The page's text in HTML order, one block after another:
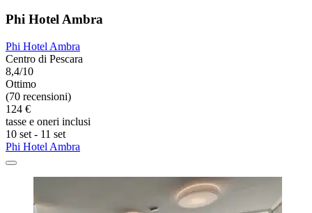
Phi Hotel Ambra
Phi Hotel Ambra
Centro di Pescara
8,4/10
Ottimo
(70 recensioni)
124 €
tasse e oneri inclusi
10 set - 11 set
Phi Hotel Ambra